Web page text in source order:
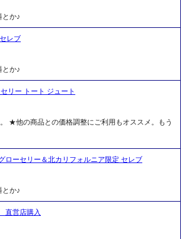
か♪
レブ
か♪
リー トート ジュート
★他の商品との価格調整にご利用もオススメ。もう
ローセリー＆北カリフォルニア限定 セレブ
か♪
直営店購入